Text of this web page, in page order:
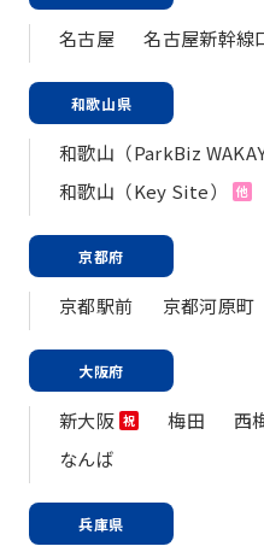
名古屋 名古屋新幹線
和歌山県
和歌山（ParkBiz
和歌山（Key Site） 他
京都府
京都駅前 京都河原町
大阪府
新大阪 祝 梅田 西
なんば
兵庫県